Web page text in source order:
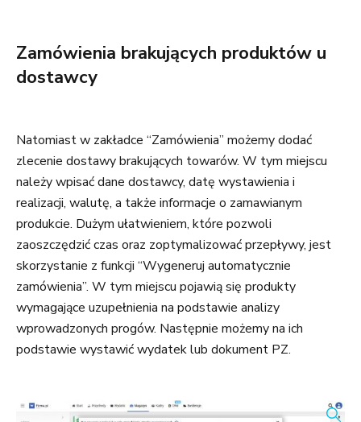
Zamówienia brakujących produktów u
dostawcy
Natomiast w zakładce “Zamówienia” możemy dodać
zlecenie dostawy brakujących towarów. W tym miejscu
należy wpisać dane dostawcy, datę wystawienia i
realizacji, walutę, a także informacje o zamawianym
produkcie. Dużym ułatwieniem, które pozwoli
zaoszczędzić czas oraz zoptymalizować przepływy, jest
skorzystanie z funkcji “Wygeneruj automatycznie
zamówienia”. W tym miejscu pojawią się produkty
wymagające uzupełnienia na podstawie analizy
wprowadzonych progów. Następnie możemy na ich
podstawie wystawić wydatek lub dokument PZ.